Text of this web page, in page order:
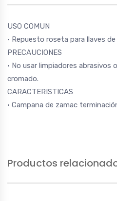
USO COMUN
• Repuesto roseta para llaves
PRECAUCIONES
• No usar limpiadores abrasivos
cromado.
CARACTERISTICAS
• Campana de zamac
Productos